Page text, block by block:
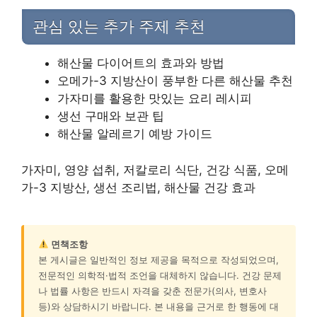
관심 있는 추가 주제 추천
해산물 다이어트의 효과와 방법
오메가-3 지방산이 풍부한 다른 해산물 추천
가자미를 활용한 맛있는 요리 레시피
생선 구매와 보관 팁
해산물 알레르기 예방 가이드
가자미, 영양 섭취, 저칼로리 식단, 건강 식품, 오메
가-3 지방산, 생선 조리법, 해산물 건강 효과
면책조항
본 게시글은 일반적인 정보 제공을 목적으로 작성되었으며,
전문적인 의학적·법적 조언을 대체하지 않습니다. 건강 문제
나 법률 사항은 반드시 자격을 갖춘 전문가(의사, 변호사
등)와 상담하시기 바랍니다. 본 내용을 근거로 한 행동에 대